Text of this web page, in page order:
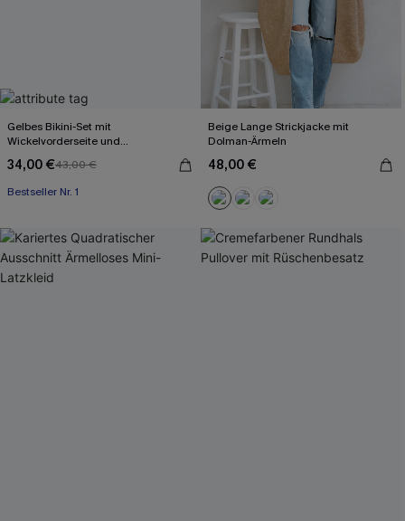
Gelbes Bikini-Set mit
Wickelvorderseite und
34,00 €43,00 €
Bestseller Nr. 1
Beige Lange Strickjacke mit
Dolman-Ärmeln
48,00 €